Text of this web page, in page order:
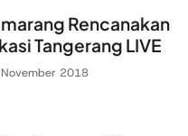
Rencanakan
Tangerang LIVE
November 2018